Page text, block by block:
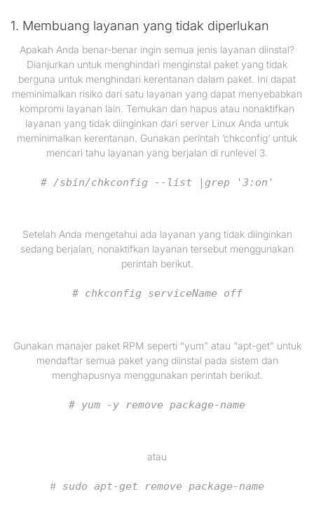
1. Membuang layanan yang tidak diperlukan
Apakah Anda benar-benar ingin semua jenis layanan diinstal?
Dianjurkan untuk menghindari menginstal paket yang tidak
berguna untuk menghindari kerentanan dalam paket. Ini dapat
meminimalkan risiko dari satu layanan yang dapat menyebabkan
kompromi layanan lain. Temukan dan hapus atau nonaktifkan
layanan yang tidak diinginkan dari server Linux Anda untuk
meminimalkan kerentanan. Gunakan perintah ‘chkconfig‘ untuk
mencari tahu layanan yang berjalan di runlevel 3.
# /sbin/chkconfig --list |grep '3:on'
Setelah Anda mengetahui ada layanan yang tidak diinginkan
sedang berjalan, nonaktifkan layanan tersebut menggunakan
perintah berikut.
# chkconfig serviceName off
Gunakan manajer paket RPM seperti “yum” atau “apt-get” untuk
mendaftar semua paket yang diinstal pada sistem dan
menghapusnya menggunakan perintah berikut.
# yum -y remove package-name
atau
# sudo apt-get remove package-name